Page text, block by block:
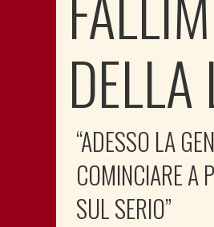
DELLA
“ADESSO LA
COMINCIARE A
SUL SERIO”